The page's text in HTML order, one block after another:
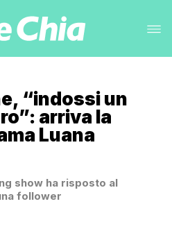
“indossi un
arriva la
Luana
show ha risposto al
follower